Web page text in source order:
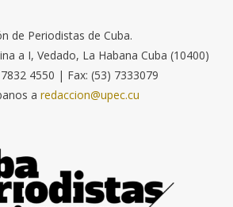
de Periodistas de Cuba.
a I, Vedado, La Habana Cuba (10400)
4550 | Fax: (53) 7333079
a redaccion@upec.cu